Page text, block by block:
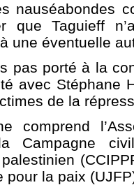
nauséabondes
que Taguieff
une éventuelle
pas porté à la
avec Stéphane
de la
comprend
Campagne
pour la paix